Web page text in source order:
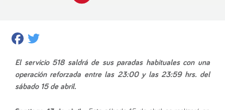
Facebook
El servicio 518 saldrá de sus paradas habituales con una
operación reforzada entre las 23:00 y las 23:59 hrs. del
sábado 15 de abril.